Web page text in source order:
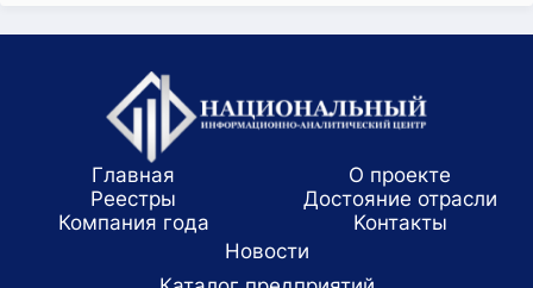
Главная
О проекте
Реестры
Достояние отрасли
Компания года
Koнтaкты
Новости